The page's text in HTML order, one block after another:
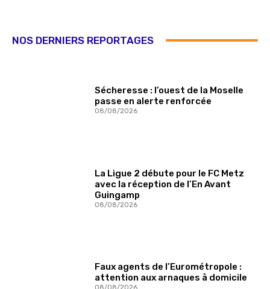
NOS DERNIERS REPORTAGES
Sécheresse : l’ouest de la Moselle
passe en alerte renforcée
08/08/2026
La Ligue 2 débute pour le FC Metz
avec la réception de l’En Avant
Guingamp
08/08/2026
Faux agents de l’Eurométropole :
attention aux arnaques à domicile